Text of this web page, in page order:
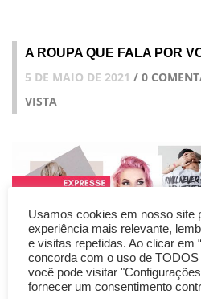
A ROUPA QUE FALA POR
5 DE MAIO DE 2021 / 0
VISTA
Usamos cookies em nosso site
experiência mais relevante,
e visitas repetidas. Ao clicar em
concorda com o uso de
você pode visitar
fornecer um consentimento